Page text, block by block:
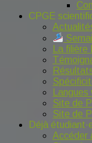
CPGE
La
Site de
Site de
Déjà
Accéder